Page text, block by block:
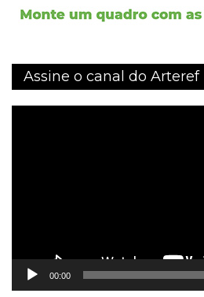
Assine o canal do Arteref
00:00